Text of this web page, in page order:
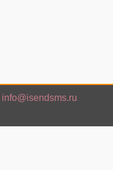
info@isendsms.ru